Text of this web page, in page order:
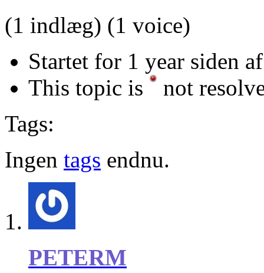
(1 indlæg) (1 voice)
Startet for 1 year siden
This topic is
not
Tags:
Ingen tags endnu.
PETERM